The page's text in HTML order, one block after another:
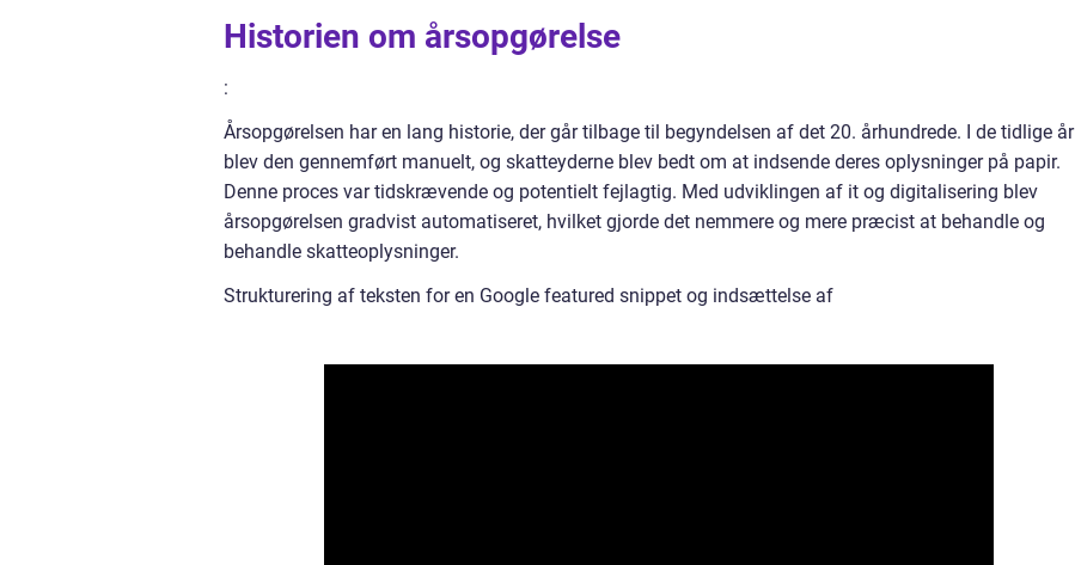
Historien om årsopgørelse
:
Årsopgørelsen har en lang historie, der går tilbage til begyndelsen af det 20. århundrede. I de tidlige år
blev den gennemført manuelt, og skatteyderne blev bedt om at indsende deres oplysninger på papir.
Denne proces var tidskrævende og potentielt fejlagtig. Med udviklingen af it og digitalisering blev
årsopgørelsen gradvist automatiseret, hvilket gjorde det nemmere og mere præcist at behandle og
behandle skatteoplysninger.
Strukturering af teksten for en Google featured snippet og indsættelse af